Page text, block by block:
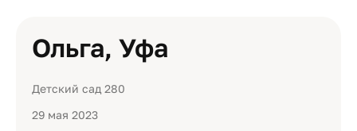
Ольга, Уфа
Детский сад 280
29 мая 2023